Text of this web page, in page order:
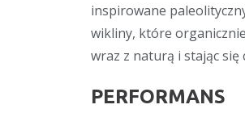
inspirowane
wikliny, które
wraz z naturą i stając się
PERFORMANS